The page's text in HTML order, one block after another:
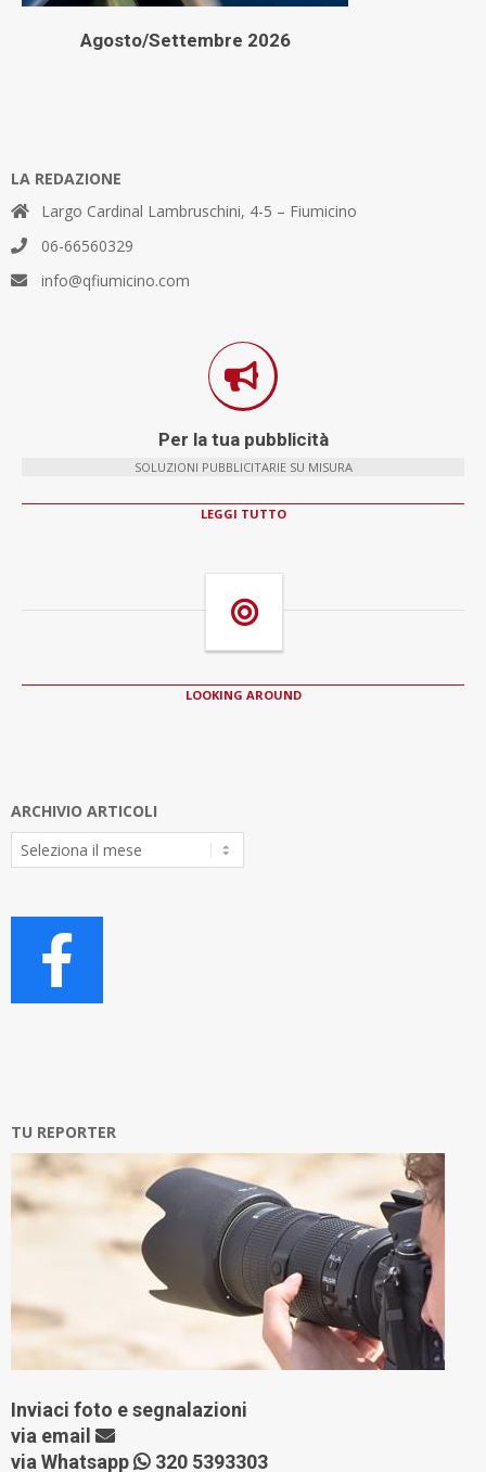
Agosto/Settembre 2026
LA REDAZIONE
Largo Cardinal Lambruschini, 4-5 – Fiumicino
06-66560329
info@qfiumicino.com
Per la tua pubblicità
SOLUZIONI PUBBLICITARIE SU MISURA
LEGGI TUTTO
LOOKING AROUND
ARCHIVIO ARTICOLI
Archivio
Articoli
TU REPORTER
Inviaci foto e segnalazioni
via email
via Whatsapp
320 5393303